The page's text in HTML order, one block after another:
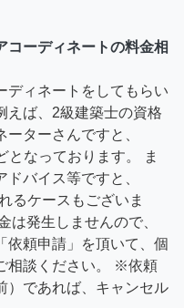
コーディネートの料金相
ディネートをしてもらい
えば、2級建築士の資格
ターさんですと、
となっております。 ま
バイス等ですと、
るケースもございま
は発生しませんので、
依頼申請」を頂いて、個
相談ください。 ※依頼
）であれば、キャンセル